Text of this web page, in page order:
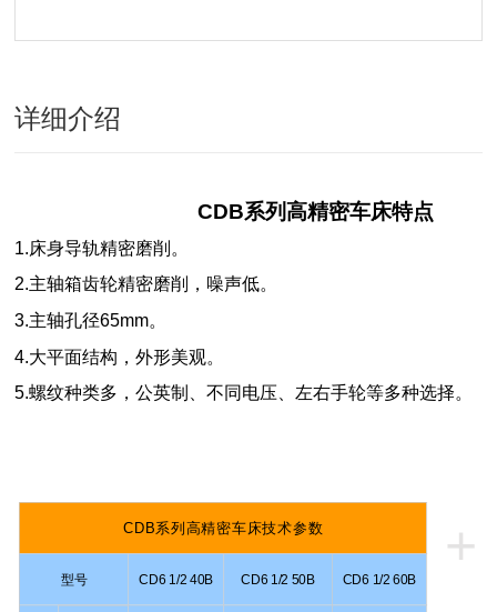
详细介绍
CDB系列高精密车床特点
1.床身导轨精密磨削。
2.主轴箱齿轮精密磨削，噪声低。
3.主轴孔径65mm。
4.大平面结构，外形美观。
5.螺纹种类多，公英制、不同电压、左右手轮等多种选择。
+
CDB系列高精密车床技术参数
型号 CD6 1/2 40B CD6 1/2 50B CD6 1/2 60B